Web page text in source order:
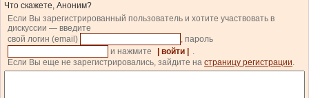
Что скажете, Аноним?
Если Вы зарегистрированный пользователь и хотите участвовать в
дискуссии — введите
свой логин (email)
, пароль
и нажмите
| войти |
.
Если Вы еще не зарегистрировались, зайдите на страницу регистрации.